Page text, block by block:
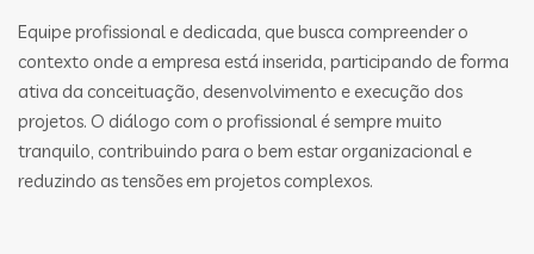
Equipe profissional e dedicada, que busca compreender o
contexto onde a empresa está inserida, participando de forma
ativa da conceituação, desenvolvimento e execução dos
projetos. O diálogo com o profissional é sempre muito
tranquilo, contribuindo para o bem estar organizacional e
reduzindo as tensões em projetos complexos.